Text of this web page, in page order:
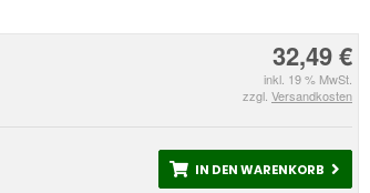
32,49 €
inkl. 19 % MwSt.
zzgl. Versandkosten
IN DEN WARENKORB